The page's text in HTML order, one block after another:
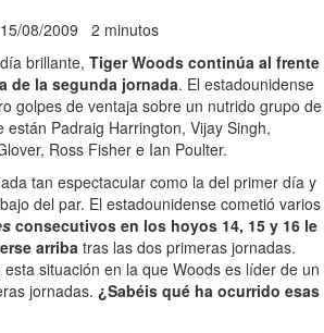
15/08/2009 2 minutos
brillante, Tiger Woods continúa al frente
de la segunda jornada. El estadounidense
golpes de ventaja sobre un nutrido grupo de
Padraig Harrington, Vijay Singh,
Ross Fisher e Ian Poulter.
tan espectacular como la del primer día y
del par. El estadounidense cometió varios
consecutivos en los hoyos 14, 15 y 16 le
arriba tras las dos primeras jornadas.
situación en la que Woods es líder de un
jornadas. ¿Sabéis qué ha ocurrido esas